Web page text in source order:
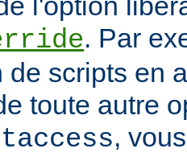
. Par
de scripts en
toute autre
,